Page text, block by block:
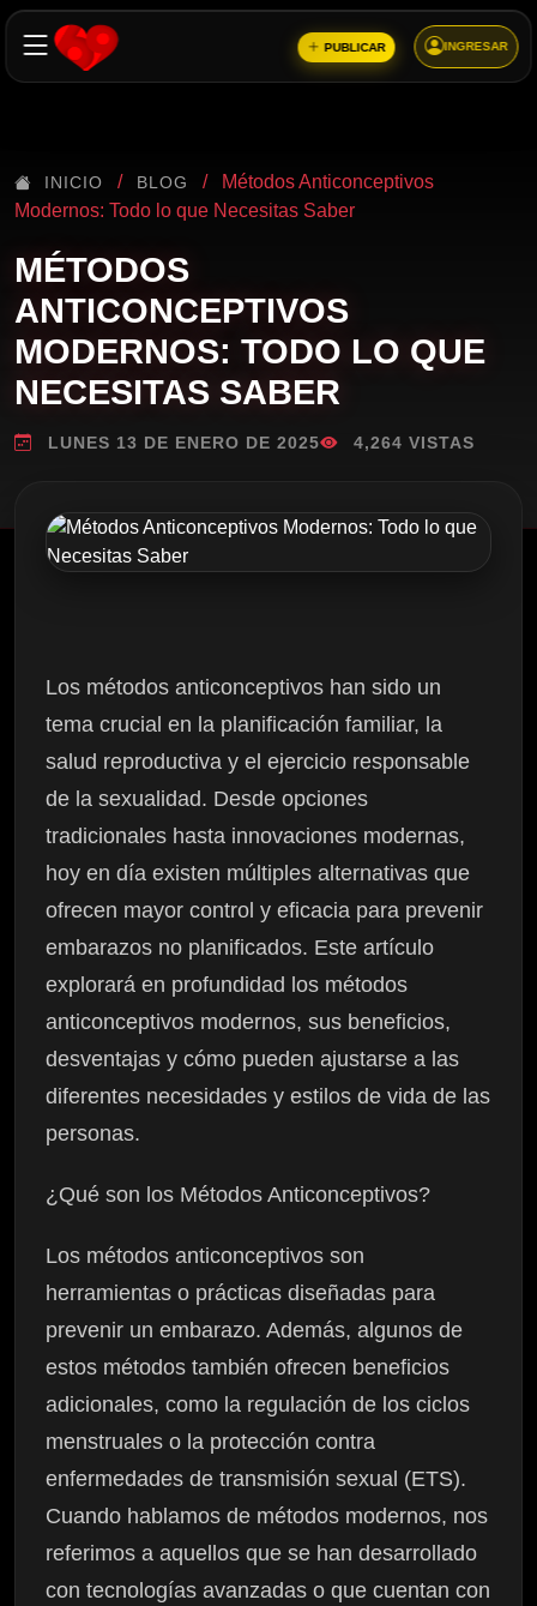
PUBLICAR INGRESAR
INICIO / BLOG /
Métodos Anticonceptivos
Modernos: Todo lo que Necesitas Saber
MÉTODOS
ANTICONCEPTIVOS
MODERNOS: TODO LO QUE
NECESITAS SABER
LUNES 13 DE ENERO DE 2025 4,264 VISTAS
Los métodos anticonceptivos han sido un
tema crucial en la planificación familiar, la
salud reproductiva y el ejercicio responsable
de la sexualidad. Desde opciones
tradicionales hasta innovaciones modernas,
hoy en día existen múltiples alternativas que
ofrecen mayor control y eficacia para prevenir
embarazos no planificados. Este artículo
explorará en profundidad los métodos
anticonceptivos modernos, sus beneficios,
desventajas y cómo pueden ajustarse a las
diferentes necesidades y estilos de vida de las
personas.
¿Qué son los Métodos Anticonceptivos?
Los métodos anticonceptivos son
herramientas o prácticas diseñadas para
prevenir un embarazo. Además, algunos de
estos métodos también ofrecen beneficios
adicionales, como la regulación de los ciclos
menstruales o la protección contra
enfermedades de transmisión sexual (ETS).
Cuando hablamos de métodos modernos, nos
referimos a aquellos que se han desarrollado
con tecnologías avanzadas o que cuentan con